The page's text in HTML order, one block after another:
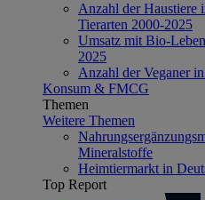
Anzahl der Haustiere
Tierarten 2000-2025
Umsatz mit Bio-
2025
Anzahl der Veganer
Konsum & FMCG
Themen
Weitere Themen
Mineralstoffe
Heimtiermarkt in
Top Report